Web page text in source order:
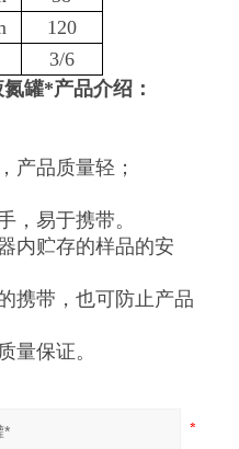
120
3/6
罐*产品介绍：
产品质量轻；
，易于携带。
内贮存的样品的安
携带，也可防止产品
量保证。